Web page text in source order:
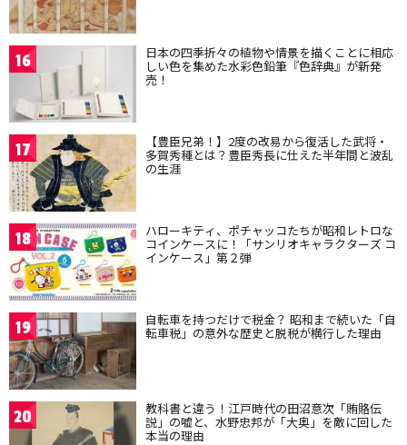
16 日本の四季折々の植物や情景を描くことに相応
しい色を集めた水彩色鉛筆『色辞典』が新発
売！
17 【豊臣兄弟！】2度の改易から復活した武将・
多賀秀種とは？豊臣秀長に仕えた半年間と波乱
の生涯
18 ハローキティ、ポチャッコたちが昭和レトロな
コインケースに！「サンリオキャラクターズ コ
インケース」第２弾
19 自転車を持つだけで税金？ 昭和まで続いた「自
転車税」の意外な歴史と脱税が横行した理由
20 教科書と違う！江戸時代の田沼意次「賄賂伝
説」の嘘と、水野忠邦が「大奥」を敵に回した
本当の理由